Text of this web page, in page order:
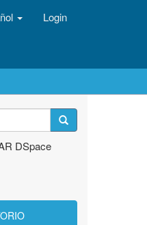
Login
DSpace